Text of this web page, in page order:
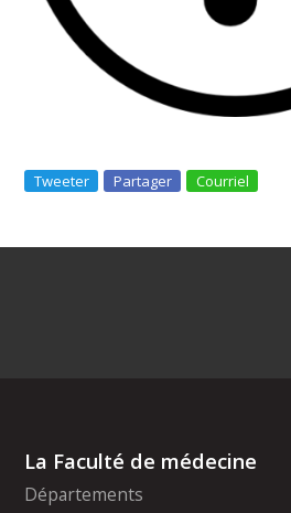
Tweeter Partager Courriel
La Faculté de médecine
Départements